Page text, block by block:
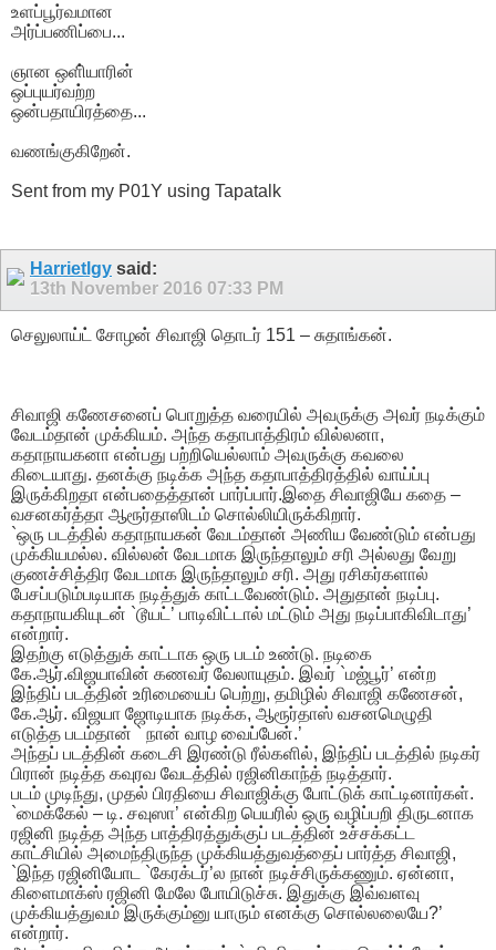
உளப்பூர்வமான
அர்ப்பணிப்பை...
ஞான ஒளி்யாரின்
ஒப்புயர்வற்ற
ஒன்பதாயிரத்தை...
வணங்குகிறேன்.
Sent from my P01Y using Tapatalk
Harrietlgy said:
13th November 2016 07:33 PM
செலுலாய்ட் சோழன் சிவாஜி தொடர் 151 – சுதாங்கன்.
சிவாஜி கணேசனைப் பொறுத்த வரையில் அவருக்கு அவர் நடிக்கும்
வேடம்தான் முக்கியம். அந்த கதாபாத்திரம் வில்லனா,
கதாநாயகனா என்பது பற்றியெல்லாம் அவருக்கு கவலை
கிடையாது. தனக்கு நடிக்க அந்த கதாபாத்திரத்தில் வாய்ப்பு
இருக்கிறதா என்பதைத்தான் பார்ப்பார்.இதை சிவாஜியே கதை –
வசனகர்த்தா ஆரூர்தாஸிடம் சொல்லியிருக்கிறார்.
`ஒரு படத்தில் கதாநாயகன் வேடம்தான் அணிய வேண்டும் என்பது
முக்கியமல்ல. வில்லன் வேடமாக இருந்தாலும் சரி அல்லது வேறு
குணச்சித்திர வேடமாக இருந்தாலும் சரி. அது ரசிகர்களால்
பேசப்படும்படியாக நடித்துக் காட்டவேண்டும். அதுதான் நடிப்பு.
கதாநாயகியுடன் `டூயட்’ பாடிவிட்டால் மட்டும் அது நடிப்பாகிவிடாது’
என்றார்.
இதற்கு எடுத்துக் காட்டாக ஒரு படம் உண்டு. நடிகை
கே.ஆர்.விஜயாவின் கணவர் வேலாயுதம். இவர் `மஜ்பூர்’ என்ற
இந்திப் படத்தின் உரிமையைப் பெற்று, தமிழில் சிவாஜி கணேசன்,
கே.ஆர். விஜயா ஜோடியாக நடிக்க, ஆரூர்தாஸ் வசனமெழுதி
எடுத்த படம்தான் ` நான் வாழ வைப்பேன்.’
அந்தப் படத்தின் கடைசி இரண்டு ரீல்களில், இந்திப் படத்தில் நடிகர்
பிரான் நடித்த கவுரவ வேடத்தில் ரஜினிகாந்த் நடித்தார்.
படம் முடிந்து, முதல் பிரதியை சிவாஜிக்கு போட்டுக் காட்டினார்கள்.
`மைக்கேல் – டி. சவுஸா’ என்கிற பெயரில் ஒரு வழிப்பறி திருடனாக
ரஜினி நடித்த அந்த பாத்திரத்துக்குப் படத்தின் உச்சக்கட்ட
காட்சியில் அமைந்திருந்த முக்கியத்துவத்தைப் பார்த்த சிவாஜி,
`இந்த ரஜினியோட `கேரக்டர்’ல நான் நடிச்சிருக்கணும். ஏன்னா,
கிளைமாக்ஸ் ரஜினி மேலே போயிடுச்சு. இதுக்கு இவ்வளவு
முக்கியத்துவம் இருக்கும்னு யாரும் எனக்கு சொல்லலையே?’
என்றார்.